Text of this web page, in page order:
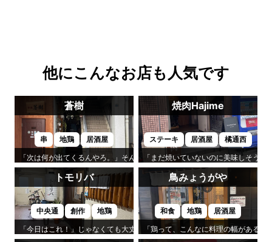
他にこんなお店も人気です
蒼樹
串 地鶏
居酒屋
「次は何が出てくるんやろ。」そんな楽しみが続くのが「蒼樹」です。
焼肉Hajime
ステーキ 居酒屋
橘通西
「まだ焼いていないのに美味しそう
トモリバ
中央通 創作
地鶏
「今日はこれ！」じゃなくても大丈夫。それが「トモリバ」の心地よさです
鳥みょうがや
和食 地鶏
居酒屋
「鶏って、こんなに料理の幅がある